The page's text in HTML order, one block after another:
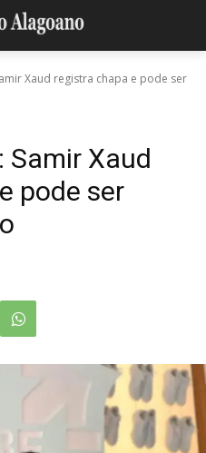
Xaud registra chapa e pode ser
Samir Xaud
pode ser